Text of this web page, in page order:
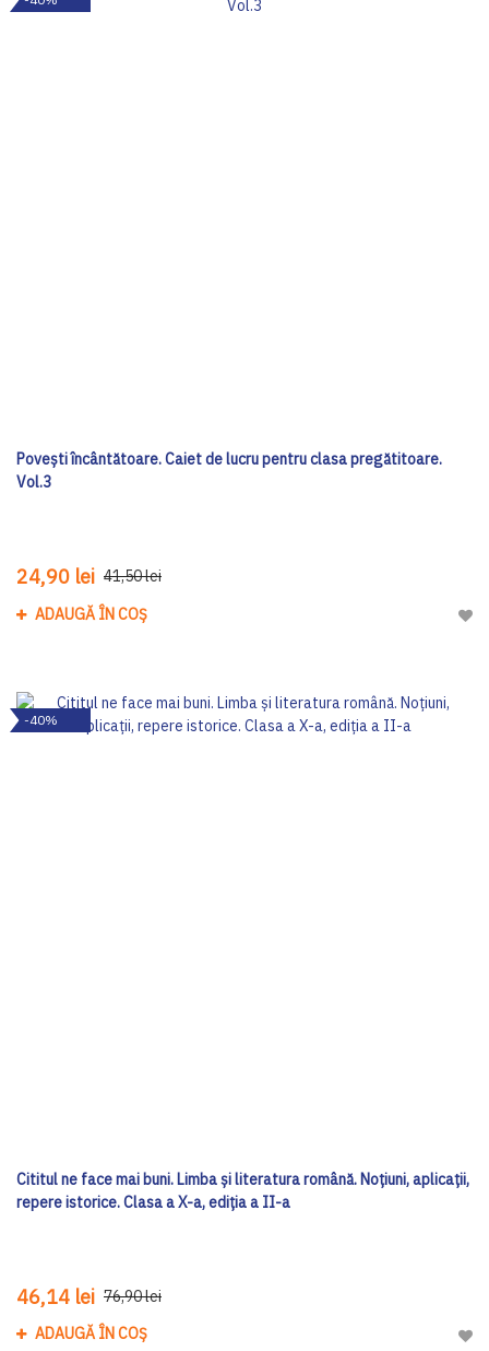
Povești încântătoare. Caiet de lucru pentru clasa pregătitoare.
Vol.3
24,90 lei 41,50 lei
ADAUGĂ ÎN COȘ
-40%
Cititul ne face mai buni. Limba și literatura română. Noțiuni, aplicații,
repere istorice. Clasa a X-a, ediţia a II-a
46,14 lei 76,90 lei
ADAUGĂ ÎN COȘ